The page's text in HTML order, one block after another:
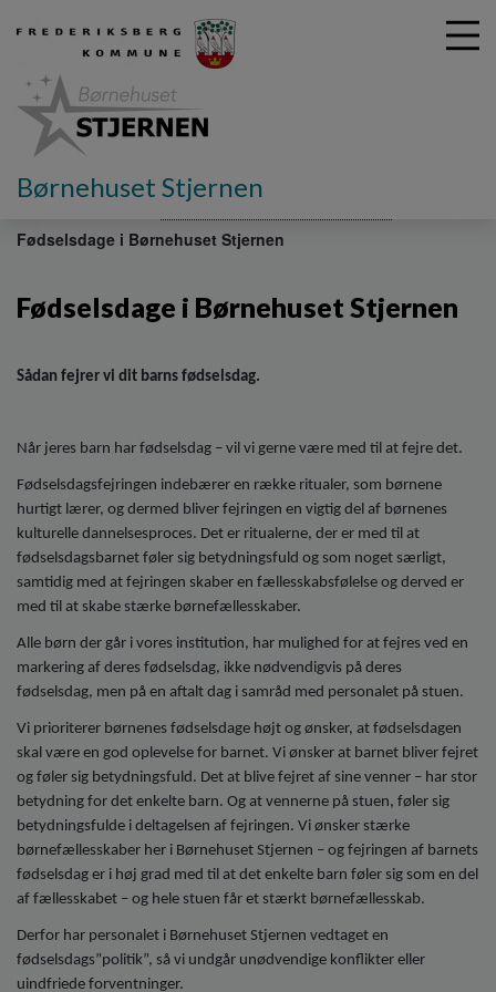
Børnehuset Stjernen
Traditioner i Børnehuset Stjernen
Fødselsdage i Børnehuset Stjernen
Fødselsdage i Børnehuset Stjernen
Sådan fejrer vi dit barns fødselsdag.
Når jeres barn har fødselsdag – vil vi gerne være med til at fejre det.
Fødselsdagsfejringen indebærer en række ritualer, som børnene
hurtigt lærer, og dermed bliver fejringen en vigtig del af børnenes
kulturelle dannelsesproces. Det er ritualerne, der er med til at
fødselsdagsbarnet føler sig betydningsfuld og som noget særligt,
samtidig med at fejringen skaber en fællesskabsfølelse og derved er
med til at skabe stærke børnefællesskaber.
Alle børn der går i vores institution, har mulighed for at fejres ved en
markering af deres fødselsdag, ikke nødvendigvis på deres
fødselsdag, men på en aftalt dag i samråd med personalet på stuen.
Vi prioriterer børnenes fødselsdage højt og ønsker, at fødselsdagen
skal være en god oplevelse for barnet. Vi ønsker at barnet bliver fejret
og føler sig betydningsfuld. Det at blive fejret af sine venner – har stor
betydning for det enkelte barn. Og at vennerne på stuen, føler sig
betydningsfulde i deltagelsen af fejringen. Vi ønsker stærke
børnefællesskaber her i Børnehuset Stjernen – og fejringen af barnets
fødselsdag er i høj grad med til at det enkelte barn føler sig som en del
af fællesskabet – og hele stuen får et stærkt børnefællesskab.
Derfor har personalet i Børnehuset Stjernen vedtaget en
fødselsdags”politik”, så vi undgår unødvendige konflikter eller
uindfriede forventninger.